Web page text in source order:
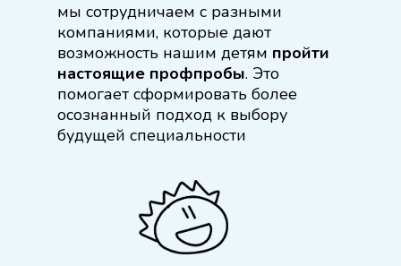
мы сотрудничаем с разными
компаниями, которые дают
возможность нашим детям пройти
настоящие профпробы. Это
помогает сформировать более
осознанный подход к выбору
будущей специальности